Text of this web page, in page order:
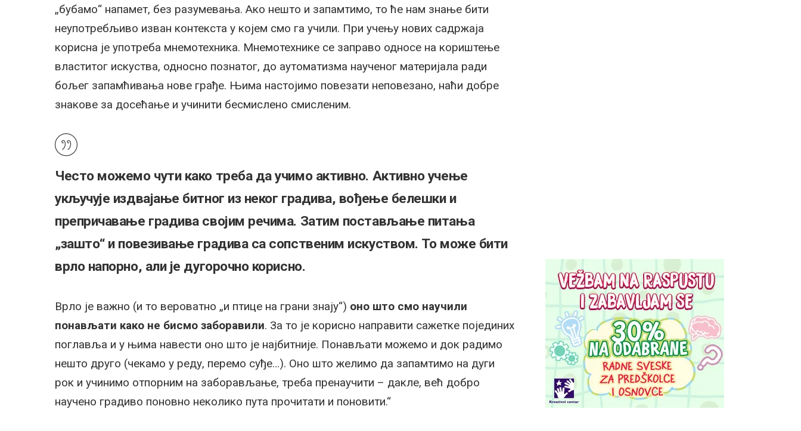
„бубамо“ напамет, без разумевања. Ако нешто и запамтимо, то ће нам знање бити
неупотребљиво изван контекста у којем смо га учили. При учењу нових садржаја
корисна је употреба мнемотехника. Мнемотехнике се заправо односе на кориштење
властитог искуства, односно познатог, до аутоматизма наученог материјала ради
бољег запамћивања нове грађе. Њима настојимо повезати неповезано, наћи добре
знакове за досећање и учинити бесмислено смисленим.
Често можемо чути како треба да учимо активно. Активно учење
укључује издвајање битног из неког градива, вођење белешки и
препричавање градива својим речима. Затим постављање питања
„зашто“ и повезивање градива са сопственим искуством. То може бити
врло напорно, али је дугорочно корисно.
Врло је важно (и то вероватно „и птице на грани знају“) оно што смо научили
понављати како не бисмо заборавили. За то је корисно направити сажетке појединих
поглавља и у њима навести оно што је најбитније. Понављати можемо и док радимо
нешто друго (чекамо у реду, перемо суђе…). Оно што желимо да запамтимо на дуги
рок и учинимо отпорним на заборављање, треба пренаучити – дакле, већ добро
научено градиво поновно неколико пута прочитати и поновити.“